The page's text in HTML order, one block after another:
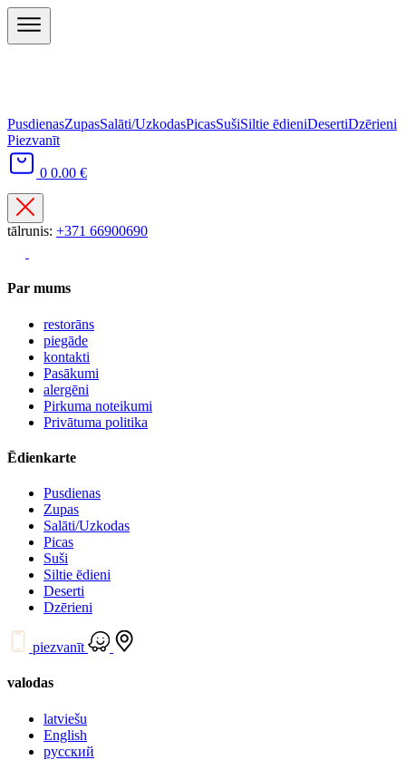
PusdienasZupasSalāti/UzkodasPicasSušiSiltie ēdieniDesertiDzērieni
Piezvanīt
0 0.00 €
tālrunis: +371 66900690
Par mums
restorāns
piegāde
kontakti
Pasākumi
alergēni
Pirkuma noteikumi
Privātuma politika
Ēdienkarte
Pusdienas
Zupas
Salāti/Uzkodas
Picas
Suši
Siltie ēdieni
Deserti
Dzērieni
piezvanīt
valodas
latviešu
English
русский